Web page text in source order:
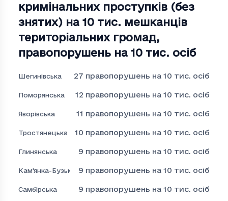
кримінальних проступків (без
знятих) на 10 тис. мешканців
територіальних громад,
правопорушень на 10 тис. осіб
Шегинівська 27 правопорушень на 10 тис. осіб
Поморянська 12 правопорушень на 10 тис. осіб
Яворівська 11 правопорушень на 10 тис. осіб
Тростянецька 10 правопорушень на 10 тис. осіб
Глинянська 9 правопорушень на 10 тис. осіб
Кам'янка-Бузька 9 правопорушень на 10 тис. осіб
Самбірська 9 правопорушень на 10 тис. осіб